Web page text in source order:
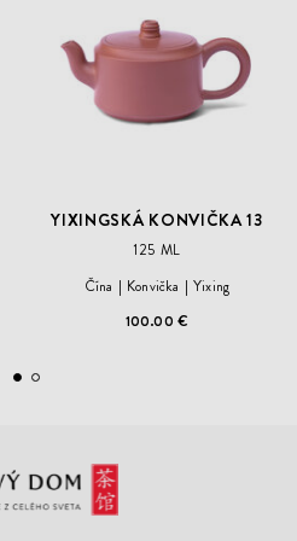
YIXINGSKÁ KONVIČKA 13
125 ML
Čína
Konvička
Yixing
100.00 €